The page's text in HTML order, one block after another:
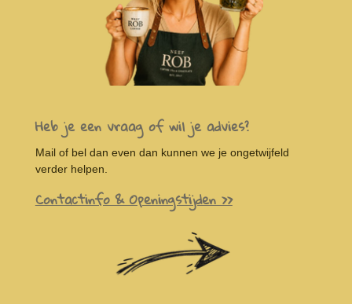
Heb je een vraag of wil je advies?
Mail of bel dan even dan kunnen we je ongetwijfeld
verder helpen.
Contactinfo & Openingstijden >>